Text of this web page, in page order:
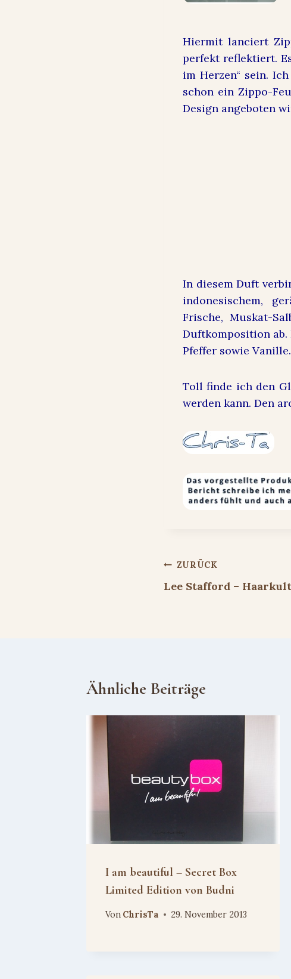
Hiermit lanciert
perfekt reflektiert.
im Herzen“ sein.
schon ein Zippo-
Design angeboten
In diesem Duft
indonesischem,
Frische, Muskat-
Duftkomposition
Pfeffer sowie Vanille.
Toll finde ich den
werden kann. Den
Beitragsnavigation
ZURÜCK
Lee Stafford –
Ähnliche Beiträge
I am beautiful – Secret Box
Limited Edition von Budni
Von ChrisTa 29. November 2013